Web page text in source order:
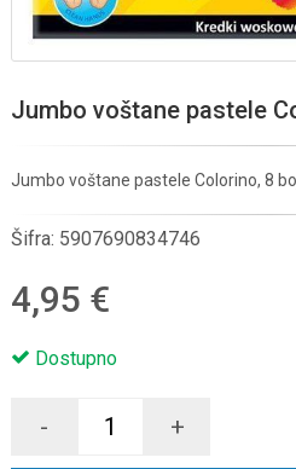
Jumbo voštane pastele
Jumbo voštane pastele Colorino, 8
Šifra: 5907690834746
4,95 €
Dostupno
- +